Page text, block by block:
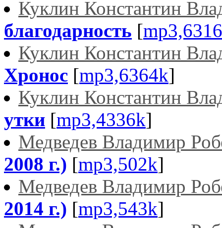
Куклин Константин
благодарность [
Куклин Константин
Хронос [mp3,6364k]
Куклин Константин
утки [mp3,4336k]
Медведев Владимир
2008 г.) [mp3,502k]
Медведев Владимир
2014 г.) [mp3,543k]